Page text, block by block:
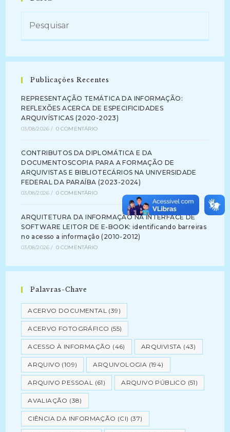
Publicações Recentes
REPRESENTAÇÃO TEMÁTICA DA INFORMAÇÃO:
REFLEXÕES ACERCA DE ESPECIFICIDADES
ARQUIVÍSTICAS (2020-2023)
03/08/2026 / 0 COMENTÁRIO
CONTRIBUTOS DA DIPLOMÁTICA E DA
DOCUMENTOSCOPIA PARA A FORMAÇÃO DE
ARQUIVISTAS E BIBLIOTECÁRIOS NA UNIVERSIDADE
FEDERAL DA PARAÍBA (2023-2024)
03/08/2026 / 0 COMENTÁRIO
ARQUITETURA DA INFORMAÇÃO NA INTERFACE DE
SOFTWARE LEITOR DE E-BOOK: identificando barreiras
no acesso a informação (2010-2012)
03/08/2026 / 0 COMENTÁRIO
Palavras-Chave
ACERVO DOCUMENTAL (39)
ACERVO FOTOGRÁFICO (55)
ACESSO À INFORMAÇÃO (46) ARQUIVISTA (43)
ARQUIVO (109) ARQUIVOLOGIA (194)
ARQUIVO PESSOAL (61) ARQUIVO PÚBLICO (51)
AVALIAÇÃO (38)
CIÊNCIA DA INFORMAÇÃO (CI) (37)